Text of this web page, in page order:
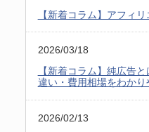
【新着コラム】アフィ
2026/03/18
【新着コラム】純広告
違い・費用相場をわかり
2026/02/13